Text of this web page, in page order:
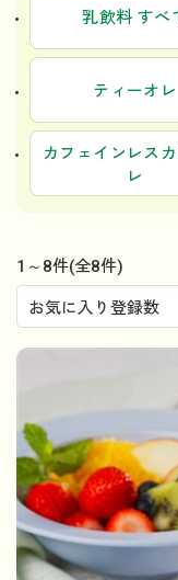
乳飲料 すべ
ティーオレ
カフェインレス
レ
1～8件(全8件)
お気に入り登録数